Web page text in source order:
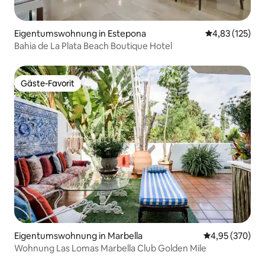
Eigentumswohnung in Estepona
4,83 (125)
Bahia de La Plata Beach Boutique Hotel
Gäste-Favorit
Gäste-Favorit
Eigentumswohnung in Marbella
4,95 (370)
Wohnung Las Lomas Marbella Club Golden Mile